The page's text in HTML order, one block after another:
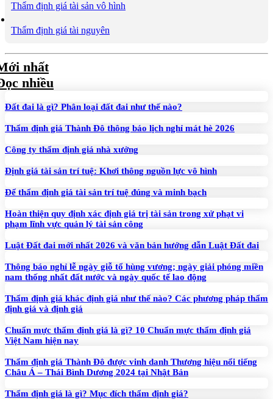
Thẩm định giá tài sản vô hình
Thẩm định giá tài nguyên
nhất
nhiều
Đất đai là gì? Phân loại đất đai như thế nào?
Thẩm định giá Thành Đô thông báo lịch nghỉ mát hè 2026
Công ty thẩm định giá nhà xưởng
Định giá tài sản trí tuệ: Khơi thông nguồn lực vô hình
Để thẩm định giá tài sản trí tuệ đúng và minh bạch
Hoàn thiện quy định xác định giá trị tài sản trong xử phạt vi
phạm lĩnh vực quản lý tài sản công
Luật Đất đai mới nhất 2026 và văn bản hướng dẫn Luật Đất đai
Thông báo nghỉ lễ ngày giỗ tổ hùng vương; ngày giải phóng miền
nam thống nhất đất nước và ngày quốc tế lao động
Thẩm định giá khác định giá như thế nào? Các phương pháp thẩm
định giá và định giá
Chuẩn mực thẩm định giá là gì? 10 Chuẩn mực thẩm định giá
Việt Nam hiện nay
Thẩm định giá Thành Đô được vinh danh Thương hiệu nổi tiếng
Châu Á – Thái Bình Dương 2024 tại Nhật Bản
Thẩm định giá là gì? Mục đích thẩm định giá?